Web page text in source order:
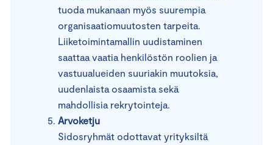
tuoda mukanaan myös suurempia
organisaatiomuutosten tarpeita.
Liiketoimintamallin uudistaminen
saattaa vaatia henkilöstön roolien ja
vastuualueiden suuriakin muutoksia,
uudenlaista osaamista sekä
mahdollisia rekrytointeja.
Arvoketju
Sidosryhmät odottavat yrityksiltä